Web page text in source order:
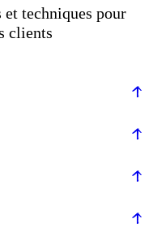
techniques pour
clients